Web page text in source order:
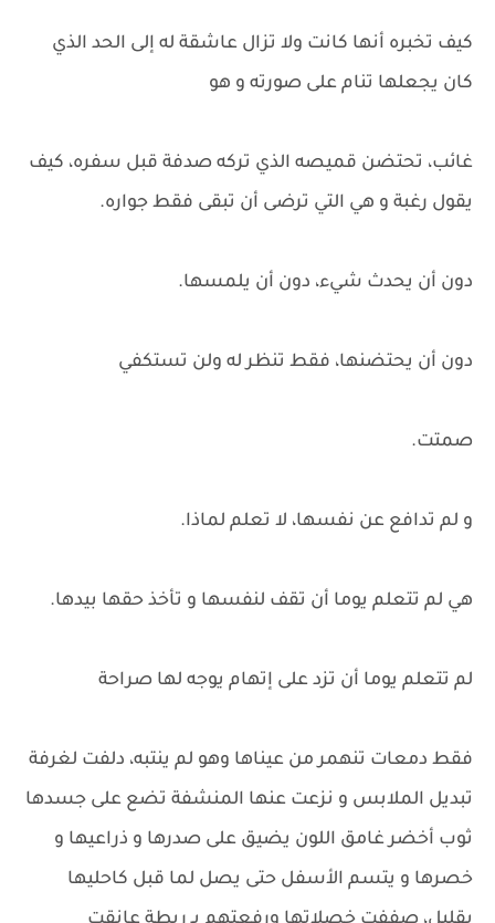
كيف تخبره أنها كانت ولا تزال عاشقة له إلى الحد الذي
كان يجعلها تنام على صورته و هو
غائب، تحتضن قميصه الذي تركه صدفة قبل سفره، كيف
يقول رغبة و هي التي ترضى أن تبقى فقط جواره.
دون أن يحدث شيء، دون أن يلمسها.
دون أن يحتضنها، فقط تنظر له ولن تستكفي
صمتت.
و لم تدافع عن نفسها، لا تعلم لماذا.
هي لم تتعلم يوما أن تقف لنفسها و تأخذ حقها بيدها.
لم تتعلم يوما أن تزد على إتهام يوجه لها صراحة
فقط دمعات تنهمر من عيناها وهو لم ينتبه، دلفت لغرفة
تبديل الملابس و نزعت عنها المنشفة تضع على جسدها
ثوب أخضر غامق اللون يضيق على صدرها و ذراعيها و
خصرها و يتسم الأسفل حتى يصل لما قبل كاحليها